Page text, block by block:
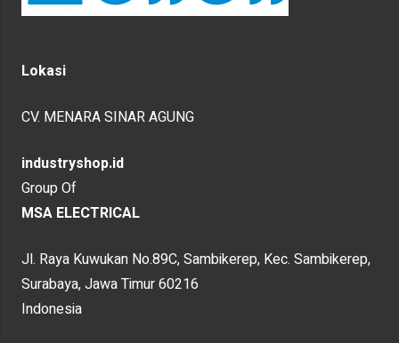
Lokasi
CV. MENARA SINAR AGUNG
industryshop.id
Group Of
MSA ELECTRICAL
Jl. Raya Kuwukan No.89C, Sambikerep, Kec. Sambikerep,
Surabaya, Jawa Timur 60216
Indonesia